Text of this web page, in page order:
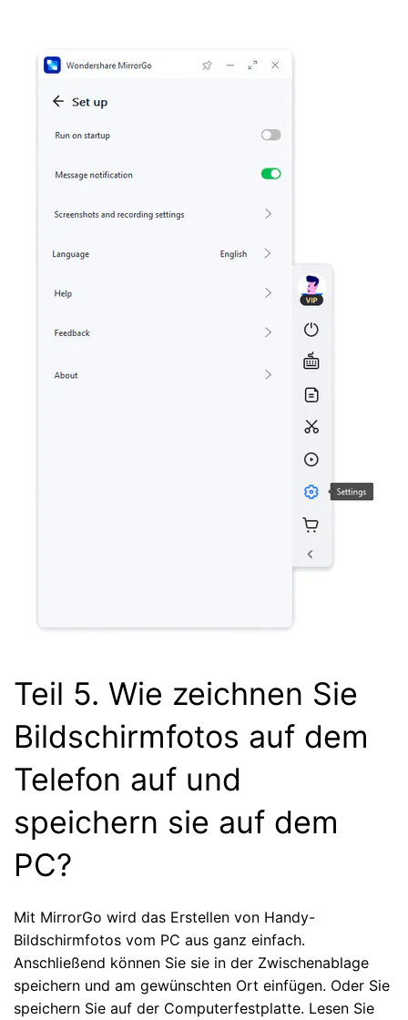
Teil 5. Wie zeichnen Sie
Bildschirmfotos auf dem
Telefon auf und
speichern sie auf dem
PC?
Mit MirrorGo wird das Erstellen von Handy-
Bildschirmfotos vom PC aus ganz einfach.
Anschließend können Sie sie in der Zwischenablage
speichern und am gewünschten Ort einfügen. Oder Sie
speichern Sie auf der Computerfestplatte. Lesen Sie